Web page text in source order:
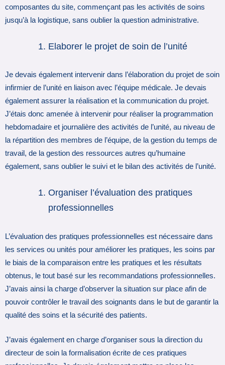
composantes du site, commençant pas les activités de soins
jusqu’à la logistique, sans oublier la question administrative.
Elaborer le projet de soin de l’unité
Je devais également intervenir dans l’élaboration du projet de soin
infirmier de l’unité en liaison avec l’équipe médicale. Je devais
également assurer la réalisation et la communication du projet.
J’étais donc amenée à intervenir pour réaliser la programmation
hebdomadaire et journalière des activités de l’unité, au niveau de
la répartition des membres de l’équipe, de la gestion du temps de
travail, de la gestion des ressources autres qu’humaine
également, sans oublier le suivi et le bilan des activités de l’unité.
Organiser l’évaluation des pratiques
professionnelles
L’évaluation des pratiques professionnelles est nécessaire dans
les services ou unités pour améliorer les pratiques, les soins par
le biais de la comparaison entre les pratiques et les résultats
obtenus, le tout basé sur les recommandations professionnelles.
J’avais ainsi la charge d’observer la situation sur place afin de
pouvoir contrôler le travail des soignants dans le but de garantir la
qualité des soins et la sécurité des patients.
J’avais également en charge d’organiser sous la direction du
directeur de soin la formalisation écrite de ces pratiques